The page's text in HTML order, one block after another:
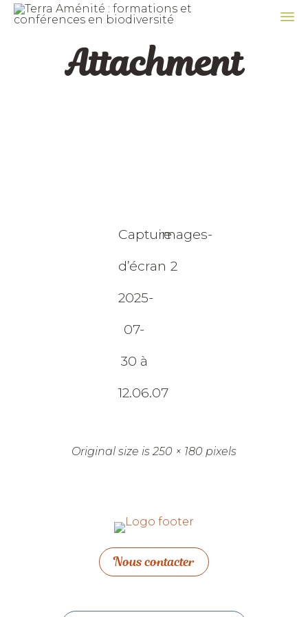
Attachment
Capture
d’écran
2025-
07-
30 à
12.06.07
images-
2
Original size is 250 × 180 pixels
Nous contacter